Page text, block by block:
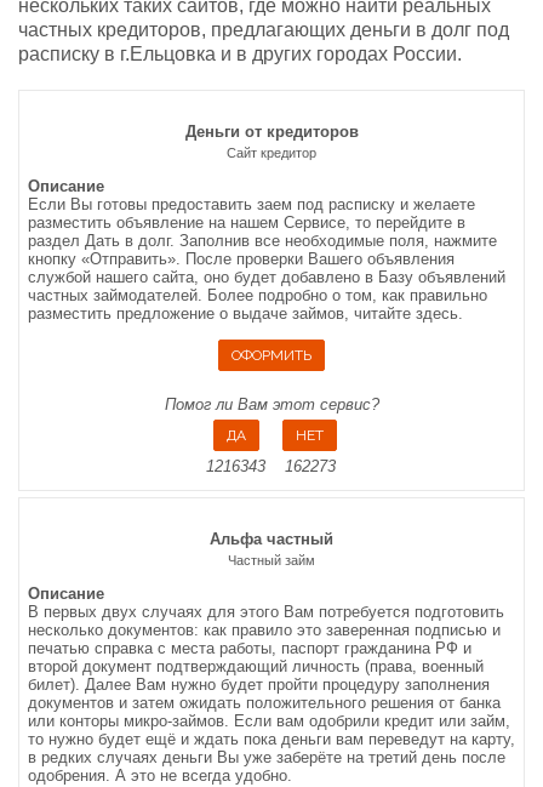
нескольких таких сайтов, где можно найти реальных
частных кредиторов, предлагающих деньги в долг под
расписку в г.Ельцовка и в других городах России.
Деньги от кредиторов
Сайт кредитор
Описание
Если Вы готовы предоставить заем под расписку и желаете
разместить объявление на нашем Сервисе, то перейдите в
раздел Дать в долг. Заполнив все необходимые поля, нажмите
кнопку «Отправить». После проверки Вашего объявления
службой нашего сайта, оно будет добавлено в Базу объявлений
частных займодателей. Более подробно о том, как правильно
разместить предложение о выдаче займов, читайте здесь.
Помог ли Вам этот сервис?
1216343 162273
Альфа частный
Частный займ
Описание
В первых двух случаях для этого Вам потребуется подготовить
несколько документов: как правило это заверенная подписью и
печатью справка с места работы, паспорт гражданина РФ и
второй документ подтверждающий личность (права, военный
билет). Далее Вам нужно будет пройти процедуру заполнения
документов и затем ожидать положительного решения от банка
или конторы микро-займов. Если вам одобрили кредит или займ,
то нужно будет ещё и ждать пока деньги вам переведут на карту,
в редких случаях деньги Вы уже заберёте на третий день после
одобрения. А это не всегда удобно.